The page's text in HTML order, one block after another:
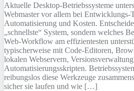
Aktuelle Desktop-Betriebssysteme
Webmaster vor allem bei Entwicklungs-
Automatisierung und Kosten.
„schnellste“ System, sondern welches
Web-Workflow am effizientesten
typischerweise mit Code-Editoren,
lokalen Webservern,
Automatisierungsskripten.
reibungslos diese Werkzeuge
sicher sie laufen und wie […]